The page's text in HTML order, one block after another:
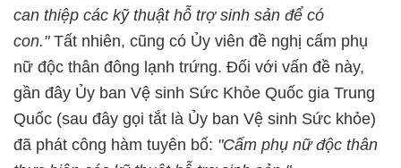
can thiệp các kỹ thuật hỗ trợ sinh sản để có
con."Tất nhiên, cũng có Ủy viên đề nghị cấm phụ
nữ độc thân đông lạnh trứng. Đối với vấn đề này,
gần đây Ủy ban Vệ sinh Sức Khỏe Quốc gia Trung
Quốc (sau đây gọi tắt là Ủy ban Vệ sinh Sức khỏe)
đã phát công hàm tuyên bố: "Cấm phụ nữ độc thân